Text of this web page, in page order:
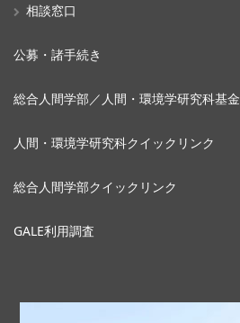
相談窓口
公募・諸手続き
総合人間学部／人間・環境学研究科基金
人間・環境学研究科クイックリンク
総合人間学部クイックリンク
GALE利用調査